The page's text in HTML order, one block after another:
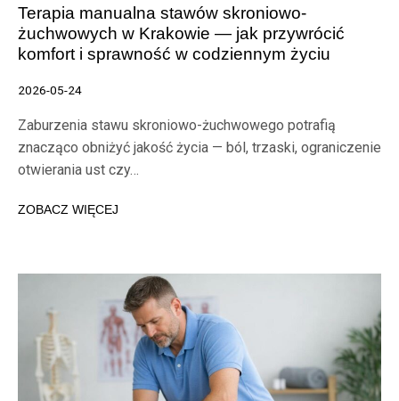
Terapia manualna stawów skroniowo-
żuchwowych w Krakowie — jak przywrócić
komfort i sprawność w codziennym życiu
2026-05-24
Zaburzenia stawu skroniowo-żuchwowego potrafią
znacząco obniżyć jakość życia — ból, trzaski, ograniczenie
otwierania ust czy…
ZOBACZ WIĘCEJ